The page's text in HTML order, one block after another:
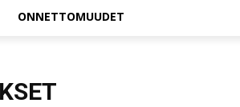
ONNETTOMUUDET